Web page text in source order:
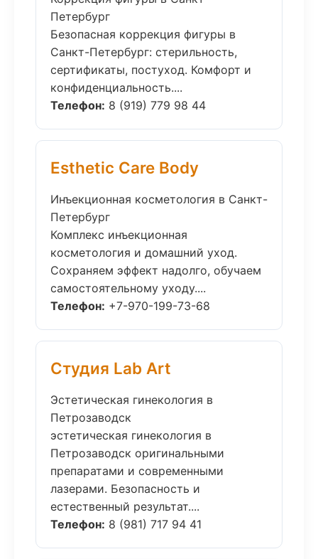
Петербург
Безопасная коррекция фигуры в
Санкт-Петербург: стерильность,
сертификаты, постуход. Комфорт и
конфиденциальность....
Телефон: 8 (919) 779 98 44
Esthetic Care Body
Инъекционная косметология в Санкт-
Петербург
Комплекс инъекционная
косметология и домашний уход.
Сохраняем эффект надолго, обучаем
самостоятельному уходу....
Телефон: +7-970-199-73-68
Студия Lab Art
Эстетическая гинекология в
Петрозаводск
эстетическая гинекология в
Петрозаводск оригинальными
препаратами и современными
лазерами. Безопасность и
естественный результат....
Телефон: 8 (981) 717 94 41